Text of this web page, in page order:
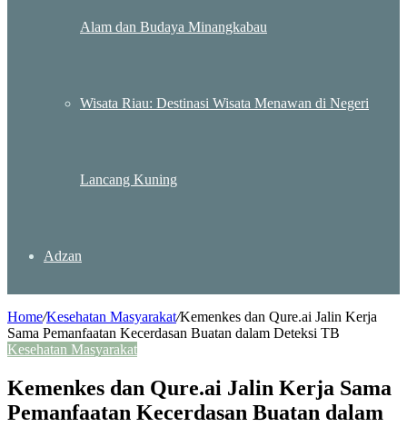
Alam dan Budaya Minangkabau
Wisata Riau: Destinasi Wisata Menawan di Negeri
Lancang Kuning
Adzan
Home/Kesehatan Masyarakat/Kemenkes dan Qure.ai Jalin Kerja
Sama Pemanfaatan Kecerdasan Buatan dalam Deteksi TB
Kesehatan Masyarakat
Kemenkes dan Qure.ai Jalin Kerja Sama
Pemanfaatan Kecerdasan Buatan dalam